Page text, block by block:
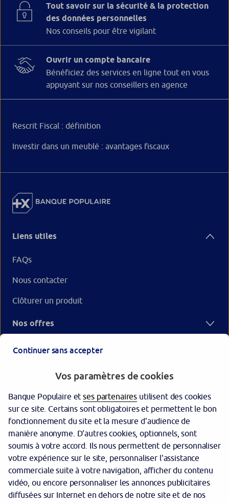
Tout savoir sur la sécurité & la protection
des données personnelles
Nos conseils pour être vigilant
Ouvrir un compte bancaire
Bénéficiez des services en ligne tout en vous
appuyant sur nos conseillers en agence
Rescrit Fiscal : définition
Investir dans un meublé : avantages fiscaux
Liens utiles
FAQs
Nous contacter
Clôturer un produit
Nos offres
Garantie des dépôts
Protection des données personnelles
Politique cookies
Sécurité
Continuer sans accepter
Vos paramètres de cookies
Banque Populaire etses partenaires utilisent des cookies
sur ce site. Certains sont obligatoires et permettent le bon
fonctionnement du site et la mesure d'audience de
manière anonyme. D'autres cookies, optionnels, sont
soumis à votre accord. Ils nous permettent de personnaliser
votre expérience sur le site, personnaliser l'assistance
commerciale suite à votre navigation, afficher du contenu
vidéo, ou encore personnaliser les annonces publicitaires
diffusées sur Internet en dehors de notre site et de nos